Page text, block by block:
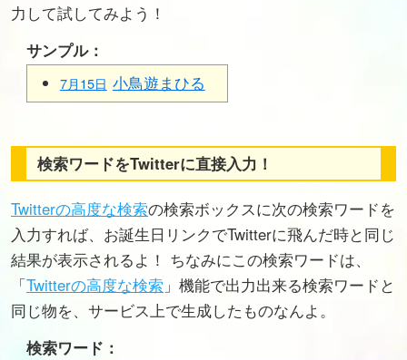
力して試してみよう！
サンプル：
7月15日 小鳥遊まひる
検索ワードをTwitterに直接入力！
Twitterの高度な検索の検索ボックスに次の検索ワードを
入力すれば、お誕生日リンクでTwitterに飛んだ時と同じ
結果が表示されるよ！ ちなみにこの検索ワードは、
「Twitterの高度な検索 」機能で出力出来る検索ワードと
同じ物を、サービス上で生成したものなんよ。
検索ワード：